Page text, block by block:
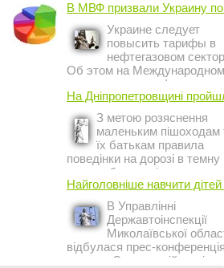
В МВФ призвали Украину
Украине следует
повысить тарифы в
нефтегазовом
Об этом на Международном
инвестиционном форуме в
Киеве заявил постоянный
представитель МВФ на
Украине Жером Ваше.
На Дніпропетровщині
З метою розяснення
маленьким пішоходам
їх батькам правила
поведінки на дорозі в темну
пору доби, працівники
профілактичної роботи
ДАІ з обслуговування міста
Кривий Ріг провели ...
Найголовніше навчити
В Управлінні
Державтоінспекції
Миколаївської
відбулася прес-конференція
на тему Стан аварійності за